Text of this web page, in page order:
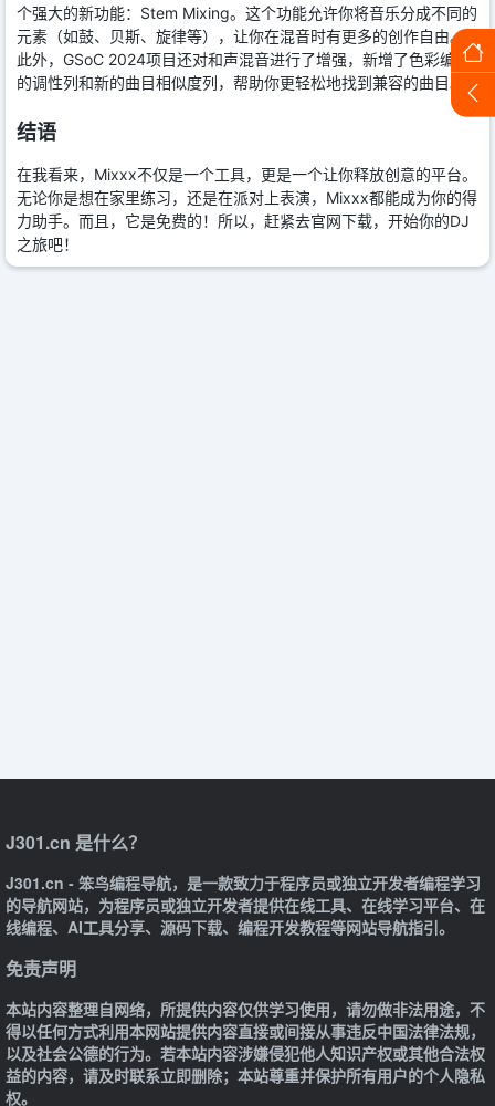
个强大的新功能：Stem Mixing。这个功能允许你将音乐分成不同的
元素（如鼓、贝斯、旋律等），让你在混音时有更多的创作自由。
此外，GSoC 2024项目还对和声混音进行了增强，新增了色彩编码
的调性列和新的曲目相似度列，帮助你更轻松地找到兼容的曲目。
结语
在我看来，Mixxx不仅是一个工具，更是一个让你释放创意的平台。
无论你是想在家里练习，还是在派对上表演，Mixxx都能成为你的得
力助手。而且，它是免费的！所以，赶紧去官网下载，开始你的DJ
之旅吧！
J301.cn 是什么？
J301.cn - 笨鸟编程导航，是一款致力于程序员或独立开发者编程学习
的导航网站，为程序员或独立开发者提供在线工具、在线学习平台、在
线编程、AI工具分享、源码下载、编程开发教程等网站导航指引。
免责声明
本站内容整理自网络，所提供内容仅供学习使用，请勿做非法用途，不
得以任何方式利用本网站提供内容直接或间接从事违反中国法律法规，
以及社会公德的行为。若本站内容涉嫌侵犯他人知识产权或其他合法权
益的内容，请及时联系立即删除；本站尊重并保护所有用户的个人隐私
权。